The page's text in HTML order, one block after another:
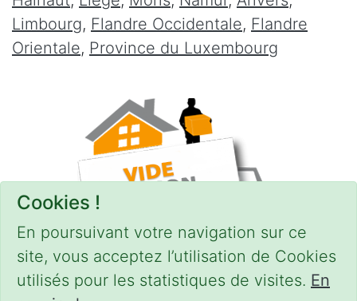
Cookies !
En poursuivant votre navigation sur ce
site, vous acceptez l’utilisation de Cookies
utilisés pour les statistiques de visites. En
Limbourg, Flandre Occidentale, Flandre
Orientale, Province du Luxembourg